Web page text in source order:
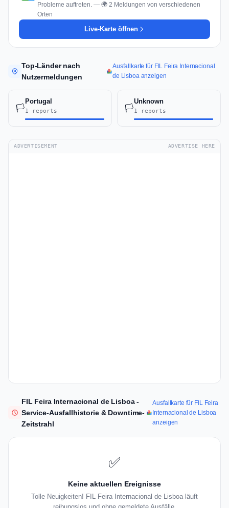
Probleme auftreten. — 🌍 2 Meldungen von verschiedenen
Orten
Live-Karte öffnen
Top-Länder nach
Nutzermeldungen
Ausfallkarte für FIL Feira Internacional
de Lisboa anzeigen
🏳️
Portugal
1 reports 🏳️
Unknown
1 reports
ADVERTISEMENT ADVERTISE HERE
FIL Feira Internacional de Lisboa -
Service-Ausfallhistorie & Downtime-
Zeitstrahl
Ausfallkarte für FIL Feira
Internacional de Lisboa
anzeigen
✅
Keine aktuellen Ereignisse
Tolle Neuigkeiten! FIL Feira Internacional de Lisboa läuft